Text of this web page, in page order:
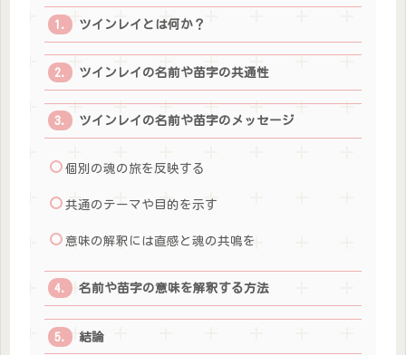
ツインレイとは何か？
ツインレイの名前や苗字の共通性
ツインレイの名前や苗字のメッセージ
個別の魂の旅を反映する
共通のテーマや目的を示す
意味の解釈には直感と魂の共鳴を
名前や苗字の意味を解釈する方法
結論